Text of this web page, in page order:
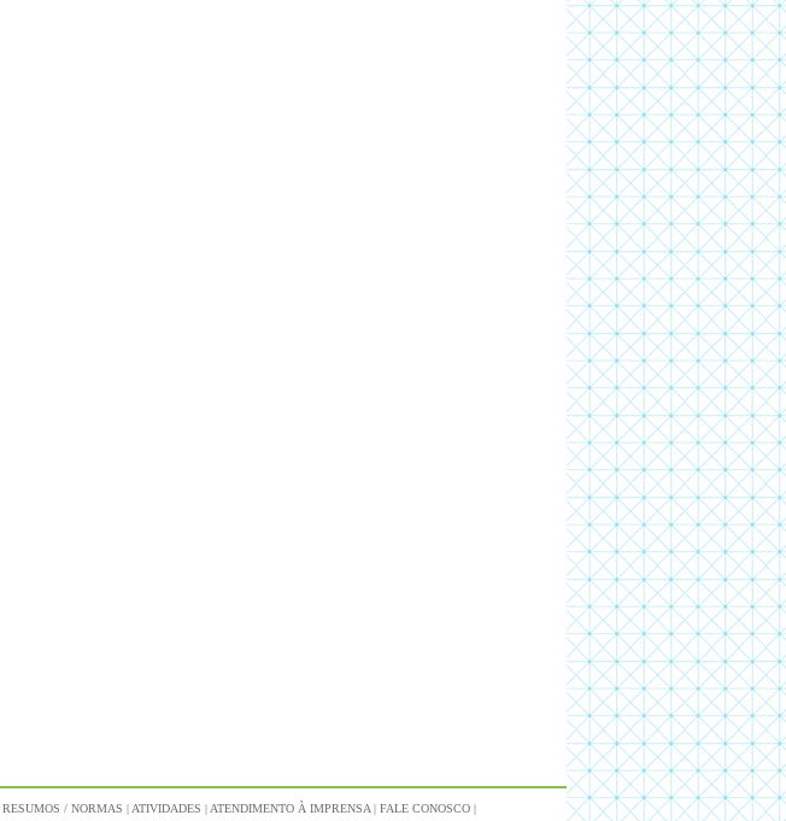
RESUMOS / NORMAS | ATIVIDADES | ATENDIMENTO À IMPRENSA| FALE CONOSCO|